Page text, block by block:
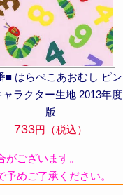
■ はらぺこあおむし ピン
ャラクター生地 2013年度
版
733円（税込）
ございます。
めご了承ください。